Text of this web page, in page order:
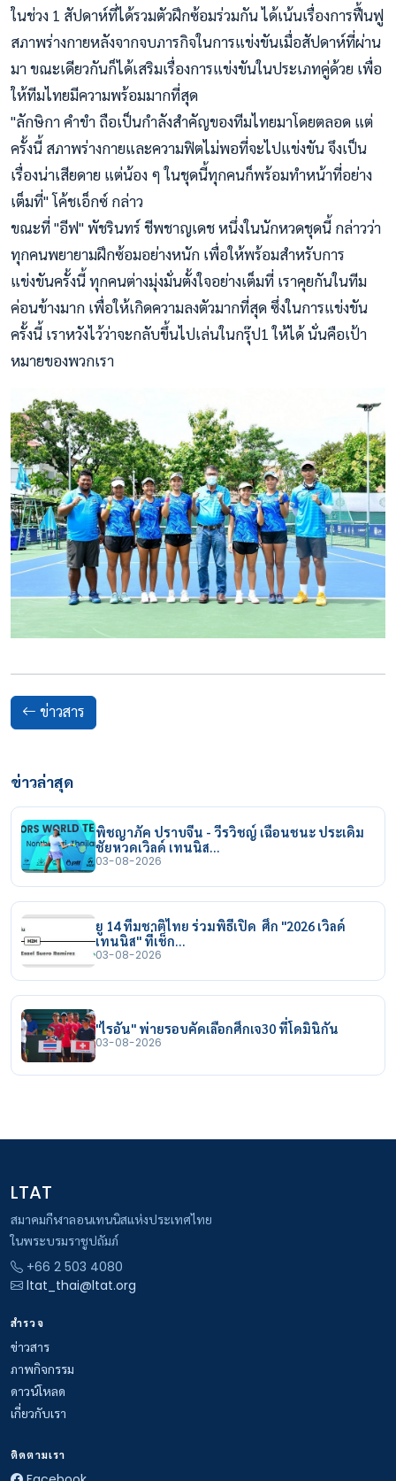
ในช่วง 1 สัปดาห์ที่ได้รวมตัวฝึกซ้อมร่วมกัน ได้เน้นเรื่องการฟื้นฟู
สภาพร่างกายหลังจากจบภารกิจในการแข่งขันเมื่อสัปดาห์ที่ผ่าน
มา ขณะเดียวกันก็ได้เสริมเรื่องการแข่งขันในประเภทคู่ด้วย เพื่อ
ให้ทีมไทยมีความพร้อมมากที่สุด
"ลักษิกา คำขำ ถือเป็นกำลังสำคัญของทีมไทยมาโดยตลอด แต่
ครั้งนี้ สภาพร่างกายและความฟิตไม่พอที่จะไปแข่งขัน จึงเป็น
เรื่องน่าเสียดาย แต่น้อง ๆ ในชุดนี้ทุกคนก็พร้อมทำหน้าที่อย่าง
เต็มที่" โค้ชเอ็กซ์ กล่าว
ขณะที่ "อีฟ" พัชรินทร์ ชีพชาญเดช หนึ่งในนักหวดชุดนี้ กล่าวว่า
ทุกคนพยายามฝึกซ้อมอย่างหนัก เพื่อให้พร้อมสำหรับการ
แข่งขันครั้งนี้ ทุกคนต่างมุ่งมั่นตั้งใจอย่างเต็มที่ เราคุยกันในทีม
ค่อนข้างมาก เพื่อให้เกิดความลงตัวมากที่สุด ซึ่งในการแข่งขัน
ครั้งนี้ เราหวังไว้ว่าจะกลับขึ้นไปเล่นในกรุ๊ป1 ให้ได้ นั่นคือเป้า
หมายของพวกเรา
ข่าวสาร
ข่าวล่าสุด
พิชญาภัค ปราบจีน - วีรวิชญ์ เฉือนชนะ ประเดิม
ชัยหวดเวิลด์ เทนนิส…
03-08-2026
ยู 14 ทีมชาติไทย ร่วมพิธีเปิด ศึก "2026 เวิลด์
เทนนิส" ที่เช็ก…
03-08-2026
"ไรอัน" พ่ายรอบคัดเลือกศึกเจ30 ที่โดมินิกัน
03-08-2026
LTAT
สมาคมกีฬาลอนเทนนิสแห่งประเทศไทย
ในพระบรมราชูปถัมภ์
+66 2 503 4080
ltat_thai@ltat.org
สำรวจ
ข่าวสาร
ภาพกิจกรรม
ดาวน์โหลด
เกี่ยวกับเรา
ติดตามเรา